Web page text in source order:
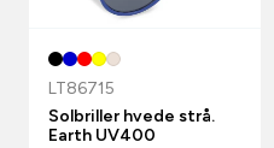
LT86715
Solbriller hvede strå.
Earth UV400